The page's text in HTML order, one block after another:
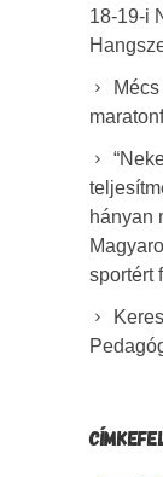
18-19-i
hányan
sportért